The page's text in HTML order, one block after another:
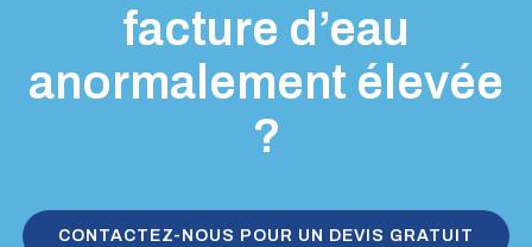
facture d’eau
anormalement élevée
?
CONTACTEZ-NOUS POUR UN DEVIS GRATUIT